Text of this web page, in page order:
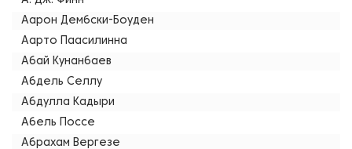
Аарон Дембски-Боуден
Аарто Паасилинна
Абай Кунанбаев
Абдель Селлу
Абдулла Кадыри
Абель Поссе
Абрахам Вергезе